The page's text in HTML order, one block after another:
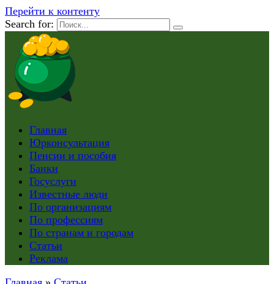
Перейти к контенту
Search for:
Главная
Юрконсультация
Пенсии и пособия
Банки
Госуслуги
Известные люди
По организациям
По профессиям
По странам и городам
Статьи
Реклама